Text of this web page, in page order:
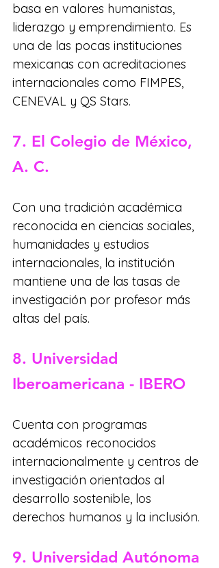
basa en valores humanistas,
liderazgo y emprendimiento. Es
una de las pocas instituciones
mexicanas con acreditaciones
internacionales como FIMPES,
CENEVAL y QS Stars.
7. El Colegio de México,
A. C.
Con una tradición académica
reconocida en ciencias sociales,
humanidades y estudios
internacionales, la institución
mantiene una de las tasas de
investigación por profesor más
altas del país.
8. Universidad
Iberoamericana - IBERO
Cuenta con programas
académicos reconocidos
internacionalmente y centros de
investigación orientados al
desarrollo sostenible, los
derechos humanos y la inclusión.
9. Universidad Autónoma